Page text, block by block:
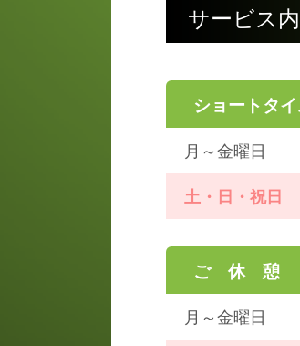
サービス
ショートタ
月～金曜日
土・日・祝日
ご 休 憩
月～金曜日